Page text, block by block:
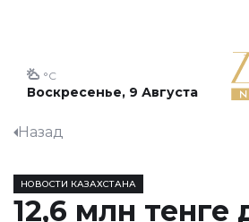
Воскресенье, 9 Августа
°C
Назад
НОВОСТИ КАЗАХСТАНА
12,6 млн тенге